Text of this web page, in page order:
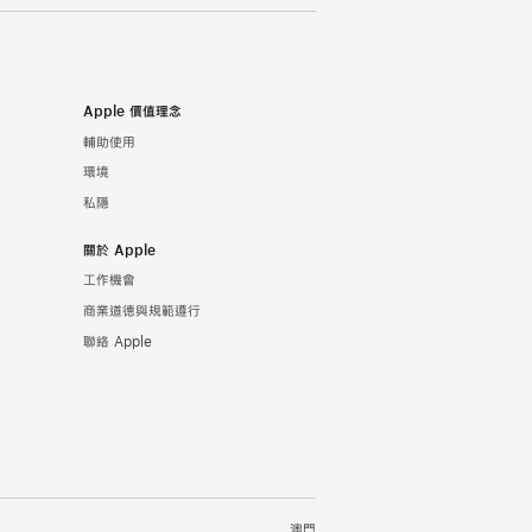
Apple 價值理念
輔助使用
環境
私隱
關於 Apple
工作機會
商業道德與規範遵行
聯絡 Apple